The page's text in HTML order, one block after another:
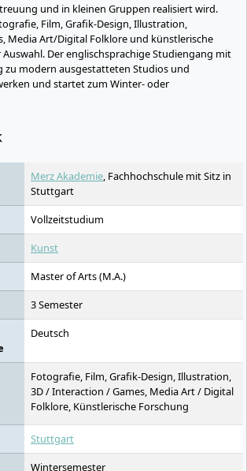
und in kleinen Gruppen realisiert wird.
Film, Grafik-Design, Illustration,
Media Art/Digital Folklore und künstlerische
Der englischsprachige Studiengang mit
zu modern ausgestatteten Studios und
und startet zum Winter- oder
Merz Akademie, Fachhochschule mit Sitz in
Stuttgart
Vollzeitstudium
Kunst
Master of Arts (M.A.)
3 Semester
Deutsch
Fotografie, Film, Grafik-Design, Illustration,
3D / Interaction / Games, Media Art / Digital
Folklore, Künstlerische Forschung
Stuttgart
Wintersemester